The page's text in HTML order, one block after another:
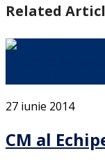
Related
27 iunie 2014
CM al